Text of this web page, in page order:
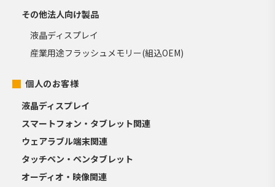
その他法人向け製品
液晶ディスプレイ
産業用途フラッシュメモリー(組込OEM)
個人のお客様
液晶ディスプレイ
スマートフォン・タブレット関連
ウェアラブル端末関連
タッチペン・ペンタブレット
オーディオ・映像関連